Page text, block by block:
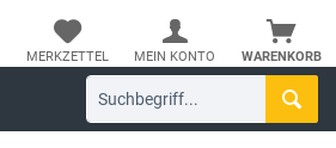
WARENKORB
MERKZETTEL MEIN KONTO